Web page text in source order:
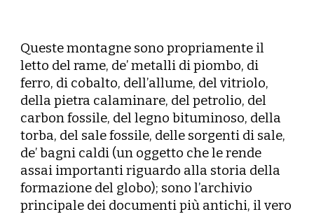
Queste montagne sono propriamente il
letto del rame, de’ metalli di piombo, di
ferro, di cobalto, dell’allume, del vitriolo,
della pietra calaminare, del petrolio, del
carbon fossile, del legno bituminoso, della
torba, del sale fossile, delle sorgenti di sale,
de’ bagni caldi (un oggetto che le rende
assai importanti riguardo alla storia della
formazione del globo); sono l’archivio
principale dei documenti più antichi, il vero